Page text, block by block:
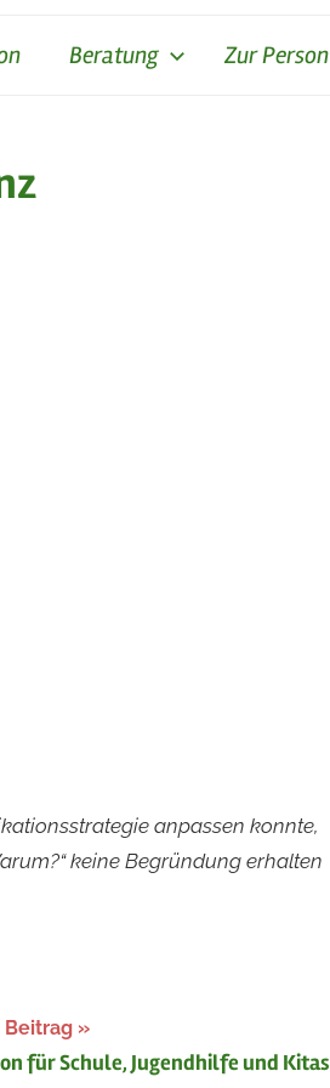
Beratung Zur Person
anpassen konnte,
keine Begründung erhalten
Beitrag
für Schule, Jugendhilfe und Kitas